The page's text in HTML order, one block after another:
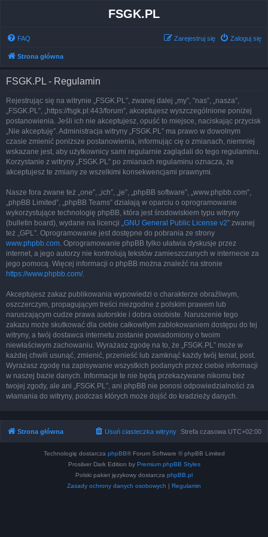
FSGK.PL
FAQ Zaloguj się
Zarejestruj się
Strona główna
FSGK.PL - Regulamin
Rejestrując się na witrynie „FSGK.PL”, zwanej dalej „my”, ”nas”, „nasza”,
„FSGK.PL”, „https://fsgk.pl:443/forum”, akceptujesz wyszczególnione poniżej
postanowienia. Jeśli ich nie akceptujesz, opuść to miejsce, naciskając przycisk
„Nie akceptuję”. Administracja witryny „FSGK.PL” ma prawo w dowolnym
czasie zmienić poniższe postanowienia, informując cię o zmianach, niemniej
wskazane jest, aby użytkownicy sami regularnie zaglądali do tego regulaminu.
Korzystanie z witryny „FSGK.PL” po zmianach regulaminu oznacza, że
akceptujesz te zmiany ze wszelkimi konsekwencjami prawnymi.
Nasze fora zwane też „one”, „ich”, „je”, „phpBB software”, „www.phpbb.com”,
„phpBB Limited”, „phpBB Teams” działają w oparciu o oprogramowanie
wykorzystujące technologię phpBB, która jest środowiskiem typu witryny
(bulletin board), wydane na licencji „GNU General Public License v2” zwanej
też „GPL”. Oprogramowanie jest dostępne do pobrania ze strony
www.phpbb.com. Oprogramowanie phpBB tylko ułatwia dyskusje przez
internet, a jego autorzy nie kontrolują tekstów zamieszczanych w internecie za
jego pomocą. Więcej informacji o phpBB można znaleźć na stronie
https://www.phpbb.com/.
Akceptujesz zakaz publikowania wypowiedzi o charakterze obraźliwym,
oszczerczym, propagującym treści niezgodne z polskim prawem lub
naruszającym cudze prawa autorskie i dobra osobiste. Naruszenie tego
zakazu może skutkować dla ciebie całkowitym zablokowaniem dostępu do tej
witryny, a twój dostawca internetu zostanie powiadomiony o twoim
niewłaściwym zachowaniu. Wyrażasz zgodę na to, że „FSGK.PL” może w
każdej chwili usunąć, zmienić, przenieść lub zamknąć każdy twój temat, post.
Wyrażasz zgodę na zapisywanie wszystkich podanych przez ciebie informacji
w naszej bazie danych. Informacje te nie będą przekazywane nikomu bez
twojej zgody, ale ani „FSGK.PL”, ani phpBB nie ponosi odpowiedzialności za
włamania do witryny, podczas których może dojść do kradzieży danych.
Strona główna Strefa czasowa UTC+02:00
Usuń ciasteczka witryny
Technologię dostarcza phpBB® Forum Software © phpBB Limited
Prosilver Dark Edition by Premium phpBB Styles
Polski pakiet językowy dostarcza phpBB.pl
Zasady ochrony danych osobowych | Regulamin